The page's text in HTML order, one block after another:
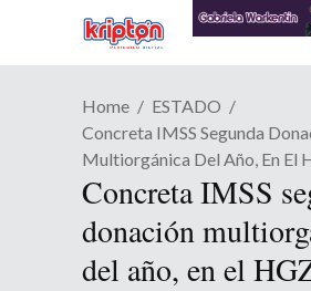
Home
ESTADO
Concreta IMSS Segunda
Multiorgánica Del Año, En El
Concreta IMSS
donación
del año, en el